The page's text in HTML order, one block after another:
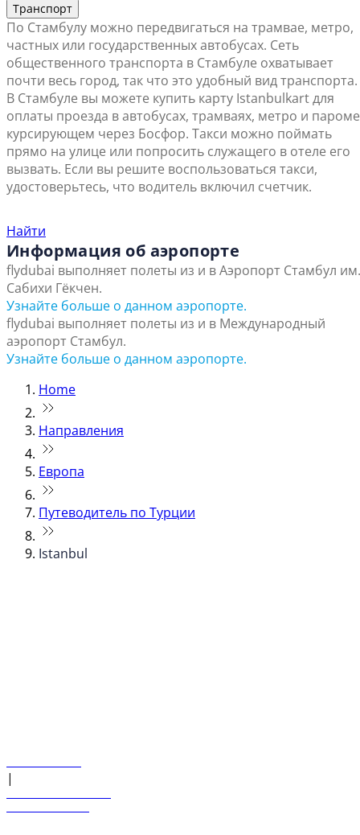
Транспорт
По Стамбулу можно передвигаться на трамвае, метро,
частных или государственных автобусах. Сеть
общественного транспорта в Стамбуле охватывает
почти весь город, так что это удобный вид транспорта.
В Стамбуле вы можете купить карту Istanbulkart для
оплаты проезда в автобусах, трамваях, метро и
курсирующем через Босфор. Такси можно поймать
прямо на улице или попросить служащего в отеле его
вызвать. Если вы решите воспользоваться такси,
удостоверьтесь, что водитель включил счетчик.
Найти
Информация об аэропорте
flydubai выполняет полеты из и в Аэропорт Стамбул им.
Сабихи Гёкчен.
Узнайте больше о данном аэропорте.
flydubai выполняет полеты из и в Международный
аэропорт Стамбул.
Узнайте больше о данном аэропорте.
Home
Направления
Европа
Путеводитель по Турции
Istanbul
|